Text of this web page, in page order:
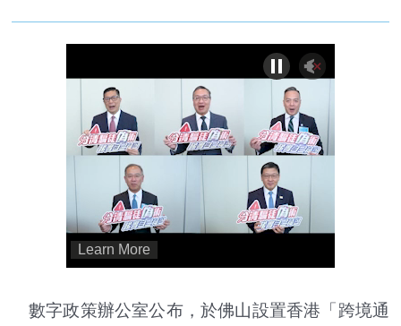
數字政策辦公室公布，於佛山設置香港「跨境通